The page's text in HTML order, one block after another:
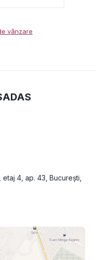
vânzare
etaj 4, ap. 43, București,